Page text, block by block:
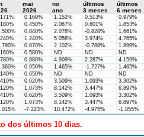
mai
2026
no
ano
últimos
3 meses
últimos
6 meses
0.169% 1.152% 0.513% 0.979%
0.450% 2.067% 0.601% 1.853%
0.840% 2.078% -0.828% 1.661%
1.240% 5.058% 3.974% 4.765%
0.870% 2.102% -0.788% 1.899%
0.580% ND ND ND
0.880% 4.909% 2.287% 4.159%
0.950% 1.465% -1.727% 1.465%
0.650% ND ND ND
0.620% 3.509% 1.093% 3.302%
1.073% 8.142% 3.447% 6.897%
0.620% 3.509% 1.093% 3.302%
1.073% 8.142% 3.447% 6.897%
-7.223% 10.472% -4.975% -1.855%
dos últimos 10 dias.